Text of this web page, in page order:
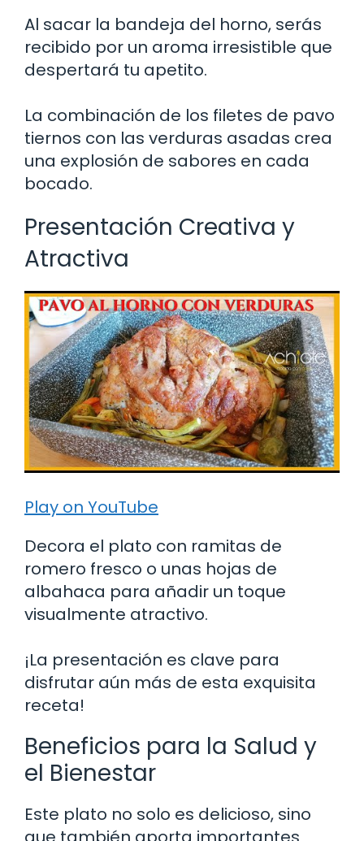
Al sacar la bandeja del horno, serás
recibido por un aroma irresistible que
despertará tu apetito.
La combinación de los filetes de pavo
tiernos con las verduras asadas crea
una explosión de sabores en cada
bocado.
Presentación Creativa y
Atractiva
Play on YouTube
Decora el plato con ramitas de
romero fresco o unas hojas de
albahaca para añadir un toque
visualmente atractivo.
¡La presentación es clave para
disfrutar aún más de esta exquisita
receta!
Beneficios para la Salud y
el Bienestar
Este plato no solo es delicioso, sino